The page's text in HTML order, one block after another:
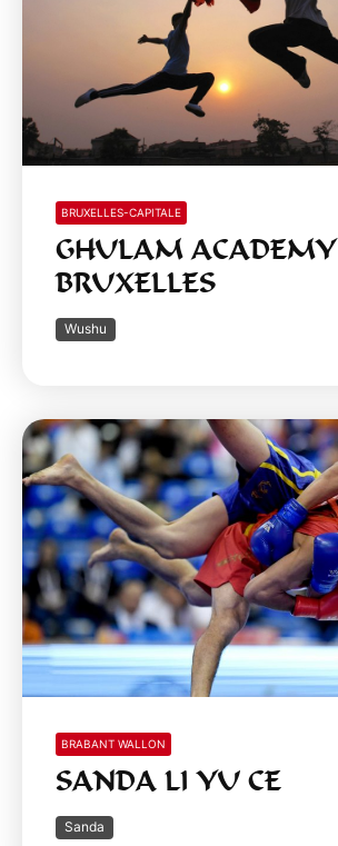
BRUXELLES-CAPITALE
GHULAM ACADEMY
BRUXELLES
Wushu
BRABANT WALLON
SANDA LI YU CE
Sanda